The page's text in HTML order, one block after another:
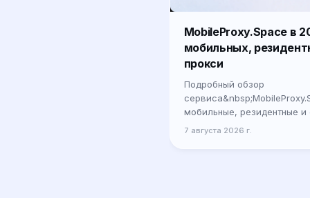
MobileProxy.Space в
мобильных,
прокси
Подробный обзор
мобильные, резидентные
тарифы, настройка,
7 августа 2026 г.